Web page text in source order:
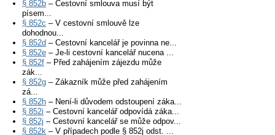
§ 852b – Cestovní smlouva musí být
písem...
§ 852c – V cestovní smlouvě lze
dohodnou...
§ 852d – Cestovní kancelář je povinna ne...
§ 852e – Je-li cestovní kancelář nucena ...
§ 852f – Před zahájením zájezdu může
zák...
§ 852g – Zákazník může před zahájením
zá...
§ 852h – Není-li důvodem odstoupení záka...
§ 852i – Cestovní kancelář odpovídá záka...
§ 852j – Cestovní kancelář se může odpov...
§ 852k – V případech podle § 852j odst. ...